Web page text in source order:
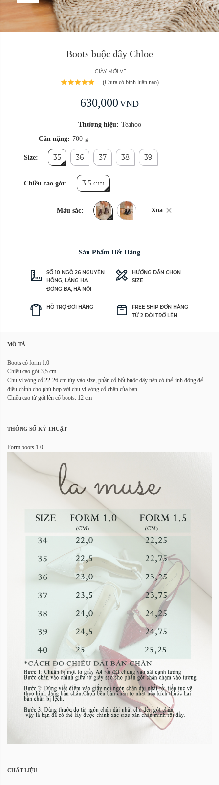
Boots buộc dây Chloe
GIÀY MỚI VỀ
(Chưa có bình luận nào)
630,000 VND
Thương hiệu: Teahoo
Cân nặng: 700 g
Size: 35 36 37 38 39
Chiều cao gót: 3.5 cm
Màu sắc: Xóa
Sản Phẩm Hết Hàng
SỐ 10 NGÕ 26 NGUYÊN
HỒNG, LÁNG HẠ,
ĐỐNG ĐA, HÀ NỘI
HƯỚNG DẪN CHỌN
SIZE
HỖ TRỢ ĐỔI HÀNG
FREE SHIP ĐƠN HÀNG
TỪ 2 ĐÔI TRỞ LÊN
MÔ TẢ
Boots có form 1.0
Chiều cao gót 3,5 cm
Chu vi vòng cổ 22-26 cm tùy vào size, phần cổ bốt buộc dây nên có thể linh động để
điều chỉnh cho phù hợp với chu vi vòng cổ chân của bạn.
Chiều cao từ gót lên cổ boots: 12 cm
THÔNG SỐ KỸ THUẬT
Form boots 1.0
CHẤT LIỆU